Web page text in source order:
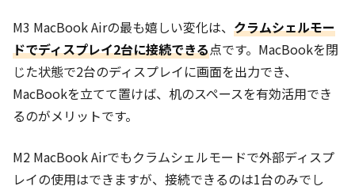
M3 MacBook Airの最も嬉しい変化は、 クラムシェルモー
ドでディスプレイ2台に接続できる点です。MacBookを閉
じた状態で2台のディスプレイに画面を出力でき、
MacBookを立てて置けば、机のスペースを有効活用でき
るのがメリットです。
M2 MacBook Airでもクラムシェルモードで外部ディスプ
レイの使用はできますが、接続できるのは1台のみでし